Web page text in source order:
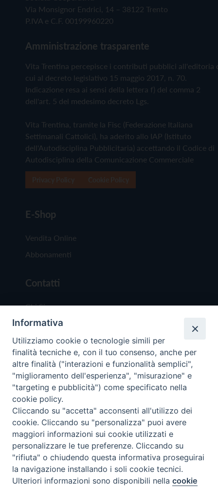
Via Monsignor Endrici, 14 – 38122 Trento
P.IVA e C.F. 00199960220
Amministrazione trasparente
Vita Trentina percepisce i contributi pubblici all'editoria
cui al decreto legislativo 15 maggio 2017, n. 70.
Indicazione resa ai sensi della lettera f) del comma 2
dell'art. 5 del medesimo decreto Lgs.
Vita Trentina, tramite la Fisc (Federazione Italiana
Settimanali Cattolici), ha aderito allo IAP (Istituto
dell'Autodisciplina Pubblicitaria) accettando il Codice di
Autodisciplina della Comunicazione Commerciale
E-Shop
Vendita Online
Abbonamenti
Contatti
Chi Siamo
Redazione
Scrivici
Copyright © 2019 - Tutti i diritti riservati - Vita
Trentina Editrice
Privacy Policy
Torna
Preferenze Cookie
Informativa
Utilizziamo cookie o tecnologie simili per
finalità tecniche e, con il tuo consenso, anche per
altre finalità ("interazioni e funzionalità semplici",
"miglioramento dell'esperienza", "misurazione" e
"targeting e pubblicità") come specificato nella
cookie policy.
Cliccando su "accetta" acconsenti all'utilizzo dei
cookie. Cliccando su "personalizza" puoi avere
maggiori informazioni sui cookie utilizzati e
personalizzare le tue preferenze. Cliccando su
"rifiuta" o chiudendo questa informativa proseguirai
la navigazione installando i soli cookie tecnici.
Ulteriori informazioni sono disponibili nellacookie